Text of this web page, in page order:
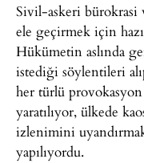
Sivil-askeri bürokrasi
ele geçirmek için
Hükümetin aslında
istediği söylentileri
her türlü provokasyon
yaratılıyor, ülkede
izlenimini
yapılıyordu.